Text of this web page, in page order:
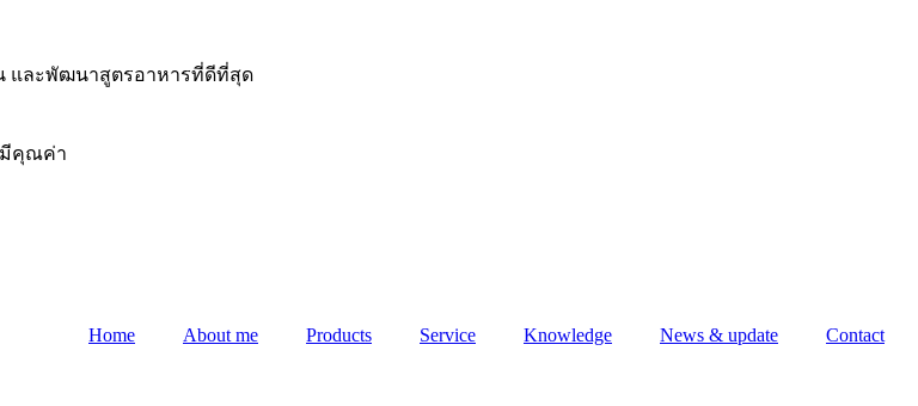
และพัฒนาสูตรอาหารที่ดีที่สุด
มีคุณค่า
Home About me Products Service Knowledge News & update Contact